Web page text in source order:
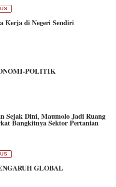
Kerja di Negeri Sendiri
POLITIK
Sejak Dini, Maumolo Jadi Ruang
Bangkitnya Sektor Pertanian
GLOBAL